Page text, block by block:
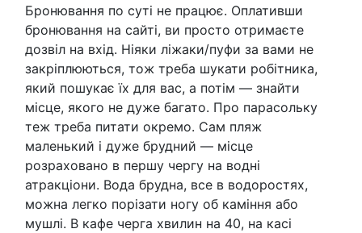
Бронювання по суті не працює. Оплативши
бронювання на сайті, ви просто отримаєте
дозвіл на вхід. Ніяки ліжаки/пуфи за вами не
закріплюються, тож треба шукати робітника,
який пошукає їх для вас, а потім — знайти
місце, якого не дуже багато. Про парасольку
теж треба питати окремо. Сам пляж
маленький і дуже брудний — місце
розраховано в першу чергу на водні
атракціони. Вода брудна, все в водоростях,
можна легко порізати ногу об каміння або
мушлі. В кафе черга хвилин на 40, на касі